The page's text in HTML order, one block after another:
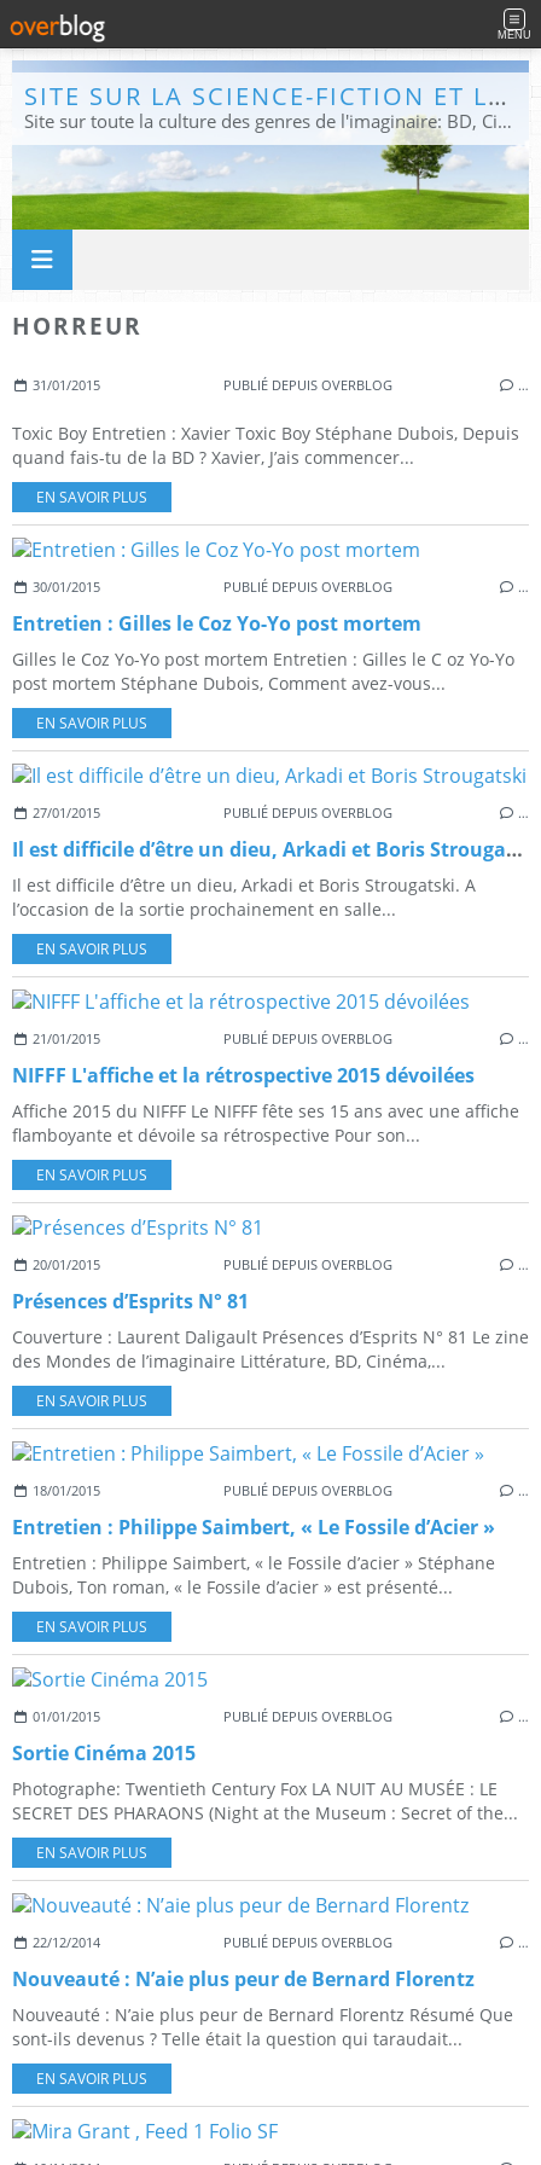
MENU
SITE SUR LA SCIENCE-FICTION ET LE FANTASTIQUE
Site sur toute la culture des genres de l'imaginaire: BD, Cinéma, Livre, Jeux, Théâtre. Présent dans les principaux festivals de film fantastique e de science-fiction, salons et conventions.
HORREUR
31/01/2015 PUBLIÉ DEPUIS OVERBLOG …
Toxic Boy Entretien : Xavier Toxic Boy Stéphane Dubois, Depuis
quand fais-tu de la BD ? Xavier, J’ais commencer...
EN SAVOIR PLUS
30/01/2015 PUBLIÉ DEPUIS OVERBLOG …
Entretien : Gilles le Coz Yo-Yo post mortem
Gilles le Coz Yo-Yo post mortem Entretien : Gilles le C oz Yo-Yo
post mortem Stéphane Dubois, Comment avez-vous...
EN SAVOIR PLUS
27/01/2015 PUBLIÉ DEPUIS OVERBLOG …
Il est difficile d’être un dieu, Arkadi et Boris Strougatski
Il est difficile d’être un dieu, Arkadi et Boris Strougatski. A
l’occasion de la sortie prochainement en salle...
EN SAVOIR PLUS
21/01/2015 PUBLIÉ DEPUIS OVERBLOG …
NIFFF L'affiche et la rétrospective 2015 dévoilées
Affiche 2015 du NIFFF Le NIFFF fête ses 15 ans avec une affiche
flamboyante et dévoile sa rétrospective Pour son...
EN SAVOIR PLUS
20/01/2015 PUBLIÉ DEPUIS OVERBLOG …
Présences d’Esprits N° 81
Couverture : Laurent Daligault Présences d’Esprits N° 81 Le zine
des Mondes de l’imaginaire Littérature, BD, Cinéma,...
EN SAVOIR PLUS
18/01/2015 PUBLIÉ DEPUIS OVERBLOG …
Entretien : Philippe Saimbert, « Le Fossile d’Acier »
Entretien : Philippe Saimbert, « le Fossile d’acier » Stéphane
Dubois, Ton roman, « le Fossile d’acier » est présenté...
EN SAVOIR PLUS
01/01/2015 PUBLIÉ DEPUIS OVERBLOG …
Sortie Cinéma 2015
Photographe: Twentieth Century Fox LA NUIT AU MUSÉE : LE
SECRET DES PHARAONS (Night at the Museum : Secret of the...
EN SAVOIR PLUS
22/12/2014 PUBLIÉ DEPUIS OVERBLOG …
Nouveauté : N’aie plus peur de Bernard Florentz
Nouveauté : N’aie plus peur de Bernard Florentz Résumé Que
sont-ils devenus ? Telle était la question qui taraudait...
EN SAVOIR PLUS